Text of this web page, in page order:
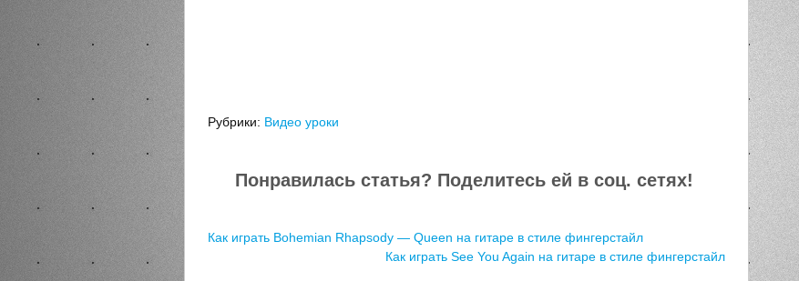
Рубрики: Видео уроки
Понравилась статья? Поделитесь ей в соц. сетях!
Как играть Bohemian Rhapsody — Queen на гитаре в стиле фингерстайл
Как играть See You Again на гитаре в стиле фингерстайл